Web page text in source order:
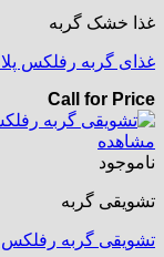
غذا خشک گربه
غذای گربه رفلکس پلاس
Call for Price
مشاهده
ناموجود
تشویقی گربه
تشویقی گربه